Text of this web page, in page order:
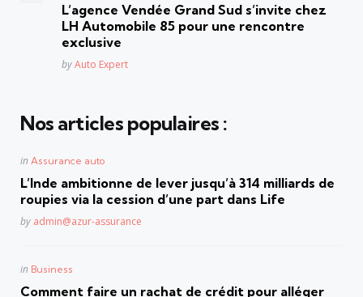
L’agence Vendée Grand Sud s’invite chez
LH Automobile 85 pour une rencontre
exclusive
Posted
byAuto Expert
Nos articles populaires :
Posted
in Assurance auto
L’Inde ambitionne de lever jusqu’à 314 milliards de
roupies via la cession d’une part dans Life
Posted
by admin@azur-assurance
Posted
in Business
Comment faire un rachat de crédit pour alléger